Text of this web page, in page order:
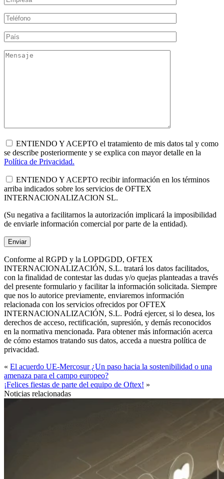
ENTIENDO Y ACEPTO el tratamiento de mis datos tal y como
se describe posteriormente y se explica con mayor detalle en la
Política de Privacidad.
ENTIENDO Y ACEPTO recibir información en los términos
arriba indicados sobre los servicios de OFTEX
INTERNACIONALIZACION SL.
(Su negativa a facilitarnos la autorización implicará la imposibilidad
de enviarle información comercial por parte de la entidad).
Conforme al RGPD y la LOPDGDD, OFTEX
INTERNACIONALIZACIÓN, S.L. tratará los datos facilitados,
con la finalidad de contestar las dudas y/o quejas planteadas a través
del presente formulario y facilitar la información solicitada. Siempre
que nos lo autorice previamente, enviaremos información
relacionada con los servicios ofrecidos por OFTEX
INTERNACIONALIZACIÓN, S.L. Podrá ejercer, si lo desea, los
derechos de acceso, rectificación, supresión, y demás reconocidos
en la normativa mencionada. Para obtener más información acerca
de cómo estamos tratando sus datos, acceda a nuestra política de
privacidad.
« El acuerdo UE-Mercosur ¿Un paso hacia la sostenibilidad o una
amenaza para el campo europeo?
¡Felices fiestas de parte del equipo de Oftex! »
Noticias relacionadas